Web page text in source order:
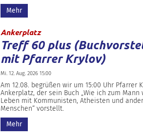
Mehr
Ankerplatz:
Treff 60 plus
mit Pfarrer Krylov)
Mi. 12. Aug. 2026 15:00
Am 12.08. begrüßen wir um 15:00 Uhr Pfarrer
Ankerplatz, der sein Buch „Wie ich zum Mann
Leben mit Kommunisten, Atheisten und
Menschen“ vorstellt.
Mehr